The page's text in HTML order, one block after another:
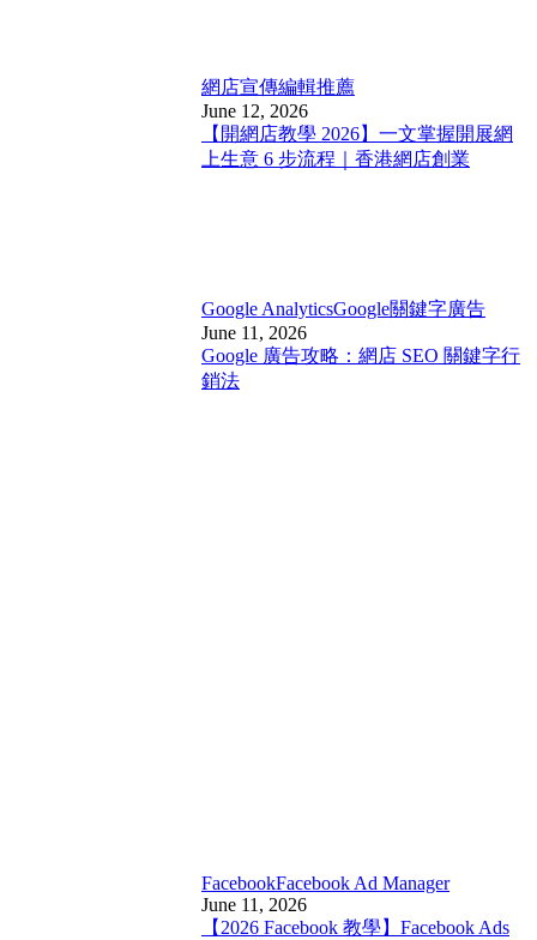
網店宣傳編輯推薦
June 12, 2026
【開網店教學 2026】一文掌握開展網
上生意 6 步流程｜香港網店創業
Google AnalyticsGoogle關鍵字廣告
June 11, 2026
Google 廣告攻略：網店 SEO 關鍵字行
銷法
FacebookFacebook Ad Manager
June 11, 2026
【2026 Facebook 教學】Facebook Ads